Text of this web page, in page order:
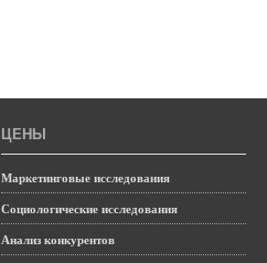
ЦЕНЫ
Маркетинговые исследования
Социологические исследования
Анализ конкурентов